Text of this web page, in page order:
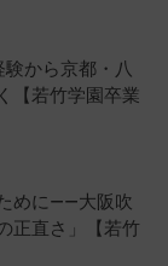
から京都・八
【若竹学園卒業
めに——大阪吹
正直さ」【若竹